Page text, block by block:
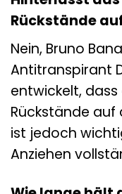
Rückstände
Nein, Bruno
Antitranspirant
entwickelt, dass
Rückstände auf
ist jedoch
Anziehen